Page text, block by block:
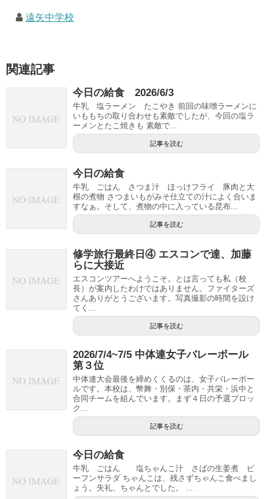
遠矢中学校
関連記事
今日の給食 2026/6/3
牛乳 塩ラーメン たこやき 前回の味噌ラーメンに
いももちの取り合わせも素敵でしたが、今回の塩ラ
ーメンとたこ焼きも 素敵で...
記事を読む
今日の給食
牛乳 ごはん さつま汁 ほっけフライ 豚肉と大
根の煮物 さつまいもがみそ仕立ての汁によく合いま
すなぁ。そして、煮物の中に入っている昆布...
記事を読む
修学旅行最終日④ エスコンで達、加藤
らに大接近
エスコンツアーへようこそ。とは言っても私（校
長）が案内したわけではありません。ファイターズ
さんありがとうございます。写真撮影の時間を設け
てく...
記事を読む
2026/7/4~7/5 中体連女子バレーボール
第３位
中体連大会最後を締めくくるのは、女子バレーボー
ルです。本校は、幣舞・別保・茶内・共栄・浜中と
合同チームを組んでいます。まず４日の予選ブロッ
ク...
記事を読む
今日の給食
牛乳 ごはん 塩ちゃんこ汁 さばの生姜煮 ビ
ーフンサラダ ちゃんこは、残さずちゃんこ食べまし
ょう。失礼、ちゃんとでした。 ...